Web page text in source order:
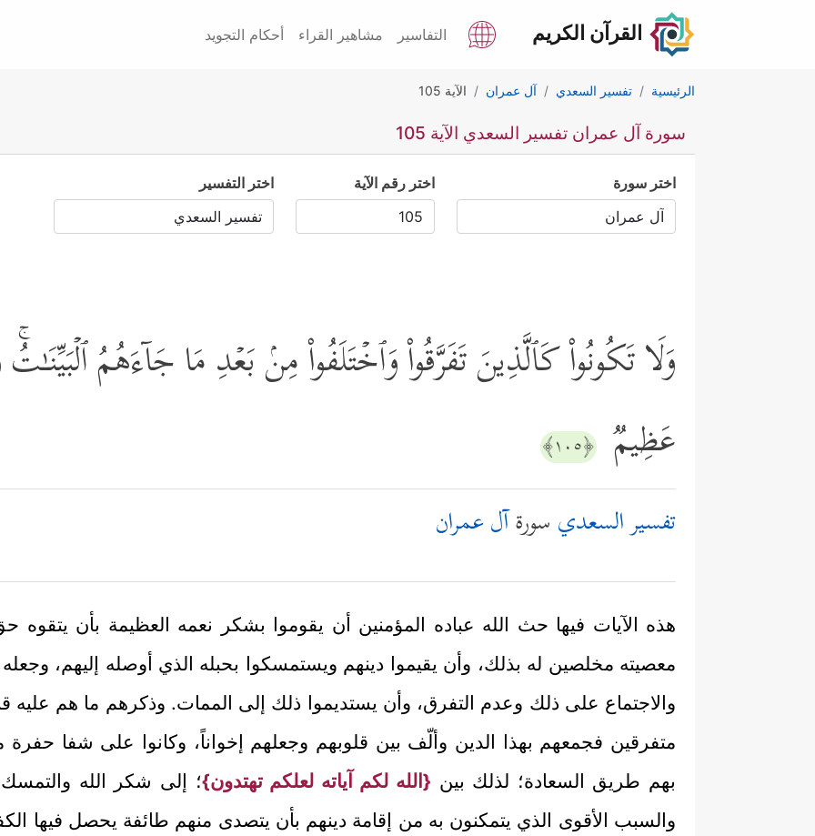
القرآن الكريم التفاسير مشاهير القراء أحكام التجويد
الرئيسية تفسير السعدي آل عمران الآية 105
سورة آل عمران تفسير السعدي الآية 105
اختر سورة اختر رقم الآية اختر التفسير
وَلَا تَكُونُواْ كَٱلَّذِینَ تَفَرَّقُواْ وَٱخۡتَلَفُواْ مِنۢ بَعۡدِ مَا جَاۤءَهُمُ
عَظِیمࣱ ﴿١٠٥﴾
تفسير السعدي سورةآل عمران
هذه الآيات فيها حث الله عباده المؤمنين أن يقوموا بشكر نعمه العظيمة بأن يتقوه
معصيته مخلصين له بذلك، وأن يقيموا دينهم ويستمسكوا بحبله الذي أوصله إليهم، وجعله
والاجتماع على ذلك وعدم التفرق، وأن يستديموا ذلك إلى الممات. وذكرهم ما هم عليه
متفرقين فجمعهم بهذا الدين وألّف بين قلوبهم وجعلهم إخواناً، وكانوا على شفا حفرة
بهم طريق السعادة؛ لذلك بين {الله لكم آياته لعلكم تهتدون}؛ إلى شكر الله والتمسك
والسبب الأقوى الذي يتمكنون به من إقامة دينهم بأن يتصدى منهم طائفة يحصل فيها